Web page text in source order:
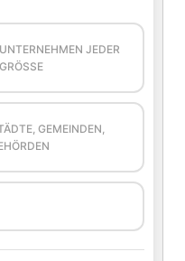
UNTERNEHMEN JEDER
GRÖSSE
GEMEINDEN,